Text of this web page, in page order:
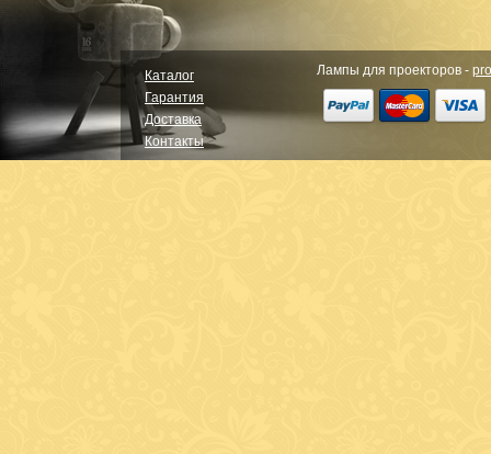
Каталог
Гарантия
Доставка
Контакты
Лампы для проекторов -